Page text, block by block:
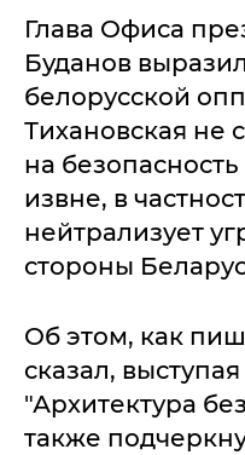
Глава Офиса
Буданов
белорусской
Тихановская не
на
извне, в
нейтрализует
стороны
Об этом, как
сказал,
"Архитектура
также